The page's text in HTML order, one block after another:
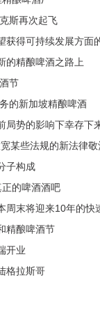
斯再次起飞
获得可持续发展方面
的精酿啤酒之路上
节
的新加坡精酿啤酒
局势的影响下幸存下
某些法规的新法律敬
子构成
的啤酒酒吧
周末将迎来10年的快
精酿啤酒节
开业
格拉斯哥